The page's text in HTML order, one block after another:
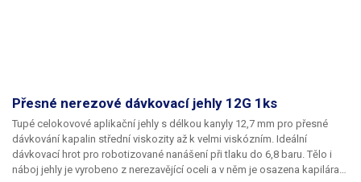
Přesné nerezové dávkovací jehly 12G 1ks
Tupé celokovové aplikační jehly s délkou kanyly 12,7 mm pro přesné
dávkování kapalin střední viskozity až k velmi viskózním. Ideální
dávkovací hrot pro robotizované nanášení při tlaku do 6,8 baru. Tělo i
náboj jehly je vyrobeno z nerezavějící oceli a v něm je osazena kapilára